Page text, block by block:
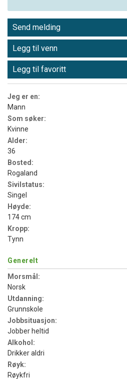
Send melding
Legg til venn
Legg til favoritt
Jeg er en:
Mann
Som søker:
Kvinne
Alder:
36
Bosted:
Rogaland
Sivilstatus:
Singel
Høyde:
174 cm
Kropp:
Tynn
Generelt
Morsmål:
Norsk
Utdanning:
Grunnskole
Jobbsituasjon:
Jobber heltid
Alkohol:
Drikker aldri
Røyk:
Røykfri